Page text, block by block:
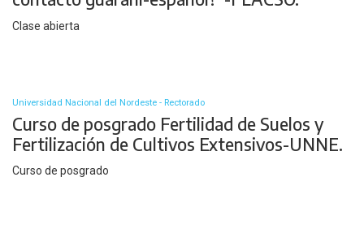
Clase abierta
Universidad Nacional del Nordeste - Rectorado
Curso de posgrado Fertilidad de Suelos y
Fertilización de Cultivos Extensivos-UNNE.
Curso de posgrado